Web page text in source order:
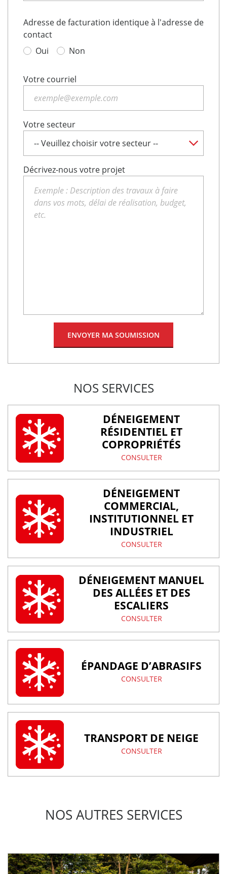
Adresse de facturation identique à l'adresse de
contact
Oui
Non
Votre courriel
Votre secteur
Décrivez-nous votre projet
NOS SERVICES
DÉNEIGEMENT
RÉSIDENTIEL ET
COPROPRIÉTÉS
CONSULTER
DÉNEIGEMENT
COMMERCIAL,
INSTITUTIONNEL ET
INDUSTRIEL
CONSULTER
DÉNEIGEMENT MANUEL
DES ALLÉES ET DES
ESCALIERS
CONSULTER
ÉPANDAGE D’ABRASIFS
CONSULTER
TRANSPORT DE NEIGE
CONSULTER
NOS AUTRES SERVICES